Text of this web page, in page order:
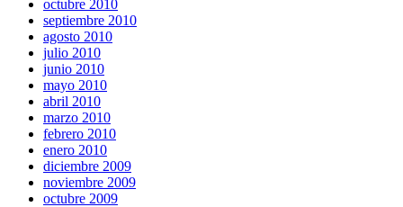
octubre 2010
septiembre 2010
agosto 2010
julio 2010
junio 2010
mayo 2010
abril 2010
marzo 2010
febrero 2010
enero 2010
diciembre 2009
noviembre 2009
octubre 2009